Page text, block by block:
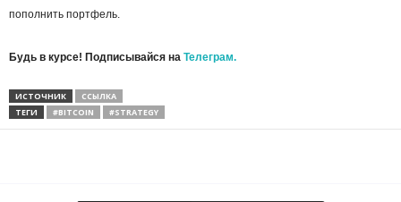
пополнить портфель.
Будь в курсе! Подписывайся на Телеграм.
ИСТОЧНИК
ССЫЛКА
ТЕГИ
#BITCOIN #STRATEGY